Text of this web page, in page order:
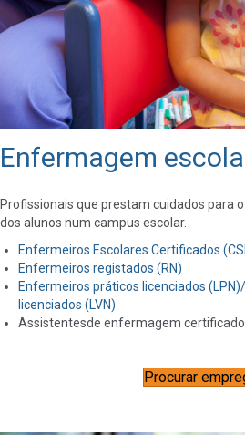
Enfermagem
Profissionais que prestam cuidados para
dos alunos num campus escolar.
Enfermeiros Escolares Certificados
Enfermeiros registados (RN)
Enfermeiros práticos licenciados
licenciados (LVN)
Assistentesde enfermagem
Procurar